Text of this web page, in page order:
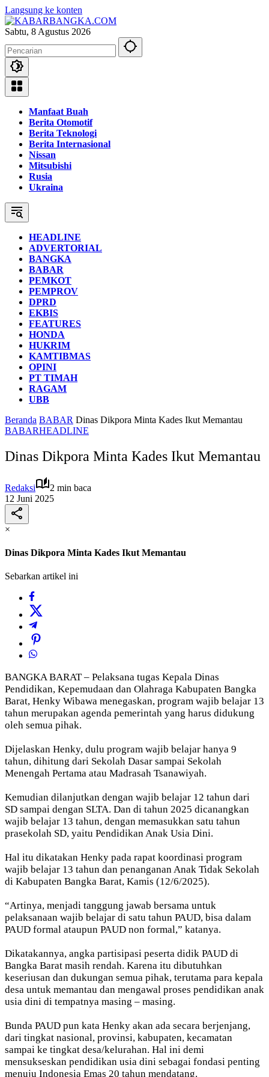
Langsung ke konten
Sabtu, 8 Agustus 2026
Manfaat Buah
Berita Otomotif
Berita Teknologi
Berita Internasional
Nissan
Mitsubishi
Rusia
Ukraina
HEADLINE
ADVERTORIAL
BANGKA
BABAR
PEMKOT
PEMPROV
DPRD
EKBIS
FEATURES
HONDA
HUKRIM
KAMTIBMAS
OPINI
PT TIMAH
RAGAM
UBB
Beranda BABAR Dinas Dikpora Minta Kades Ikut Memantau
BABARHEADLINE
Dinas Dikpora Minta Kades Ikut Memantau
Redaksi
2 min baca
12 Juni 2025
×
Dinas Dikpora Minta Kades Ikut Memantau
Sebarkan artikel ini
BANGKA BARAT – Pelaksana tugas Kepala Dinas
Pendidikan, Kepemudaan dan Olahraga Kabupaten Bangka
Barat, Henky Wibawa menegaskan, program wajib belajar 13
tahun merupakan agenda pemerintah yang harus didukung
oleh semua pihak.
Dijelaskan Henky, dulu program wajib belajar hanya 9
tahun, dihitung dari Sekolah Dasar sampai Sekolah
Menengah Pertama atau Madrasah Tsanawiyah.
Kemudian dilanjutkan dengan wajib belajar 12 tahun dari
SD sampai dengan SLTA. Dan di tahun 2025 dicanangkan
wajib belajar 13 tahun, dengan memasukkan satu tahun
prasekolah SD, yaitu Pendidikan Anak Usia Dini.
Hal itu dikatakan Henky pada rapat koordinasi program
wajib belajar 13 tahun dan penanganan Anak Tidak Sekolah
di Kabupaten Bangka Barat, Kamis (12/6/2025).
“Artinya, menjadi tanggung jawab bersama untuk
pelaksanaan wajib belajar di satu tahun PAUD, bisa dalam
PAUD formal ataupun PAUD non formal,” katanya.
Dikatakannya, angka partisipasi peserta didik PAUD di
Bangka Barat masih rendah. Karena itu dibutuhkan
keseriusan dan dukungan semua pihak, terutama para kepala
desa untuk memantau dan mengawal proses pendidikan anak
usia dini di tempatnya masing – masing.
Bunda PAUD pun kata Henky akan ada secara berjenjang,
dari tingkat nasional, provinsi, kabupaten, kecamatan
sampai ke tingkat desa/kelurahan. Hal ini demi
mensukseskan pendidikan usia dini sebagai fondasi penting
menuju Indonesia Emas 20 tahun mendatang.